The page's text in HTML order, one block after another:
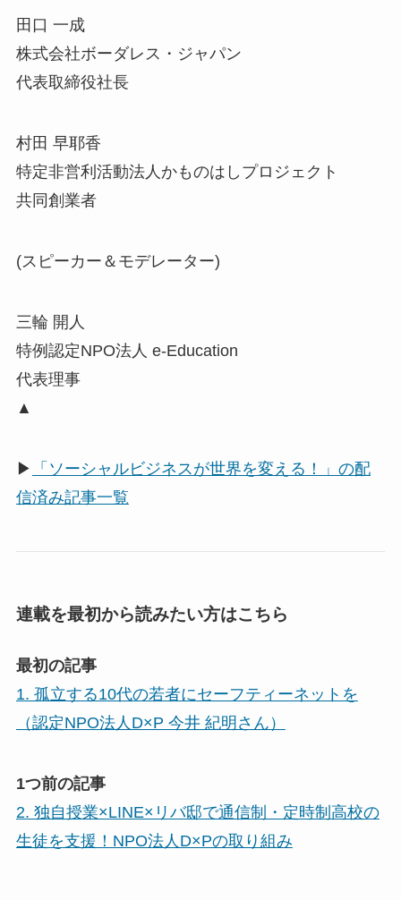
田口 一成
株式会社ボーダレス・ジャパン
代表取締役社長
村田 早耶香
特定非営利活動法人かものはしプロジェクト
共同創業者
(スピーカー＆モデレーター)
三輪 開人
特例認定NPO法人 e-Education
代表理事
▲
▶
「ソーシャルビジネスが世界を変える！」の配
信済み記事一覧
連載を最初から読みたい方はこちら
最初の記事
1. 孤立する10代の若者にセーフティーネットを
（認定NPO法人D×P 今井 紀明さん）
1つ前の記事
2. 独自授業×LINE×リバ邸で通信制・定時制高校の
生徒を支援！NPO法人D×Pの取り組み